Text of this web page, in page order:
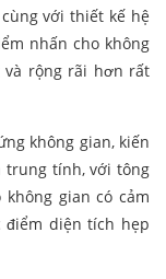
với thiết kế hệ
nhấn cho không
và rộng rãi hơn rất
không gian, kiến
trung tính, với tông
gian có cảm
điểm diện tích hẹp